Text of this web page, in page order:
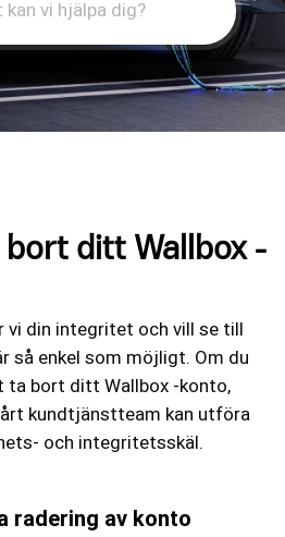
bort ditt Wallbox -
vi din integritet och vill se till
så enkel som möjligt. Om du
bort ditt Wallbox -konto,
kundtjänstteam kan utföra
och integritetsskäl.
radering av konto